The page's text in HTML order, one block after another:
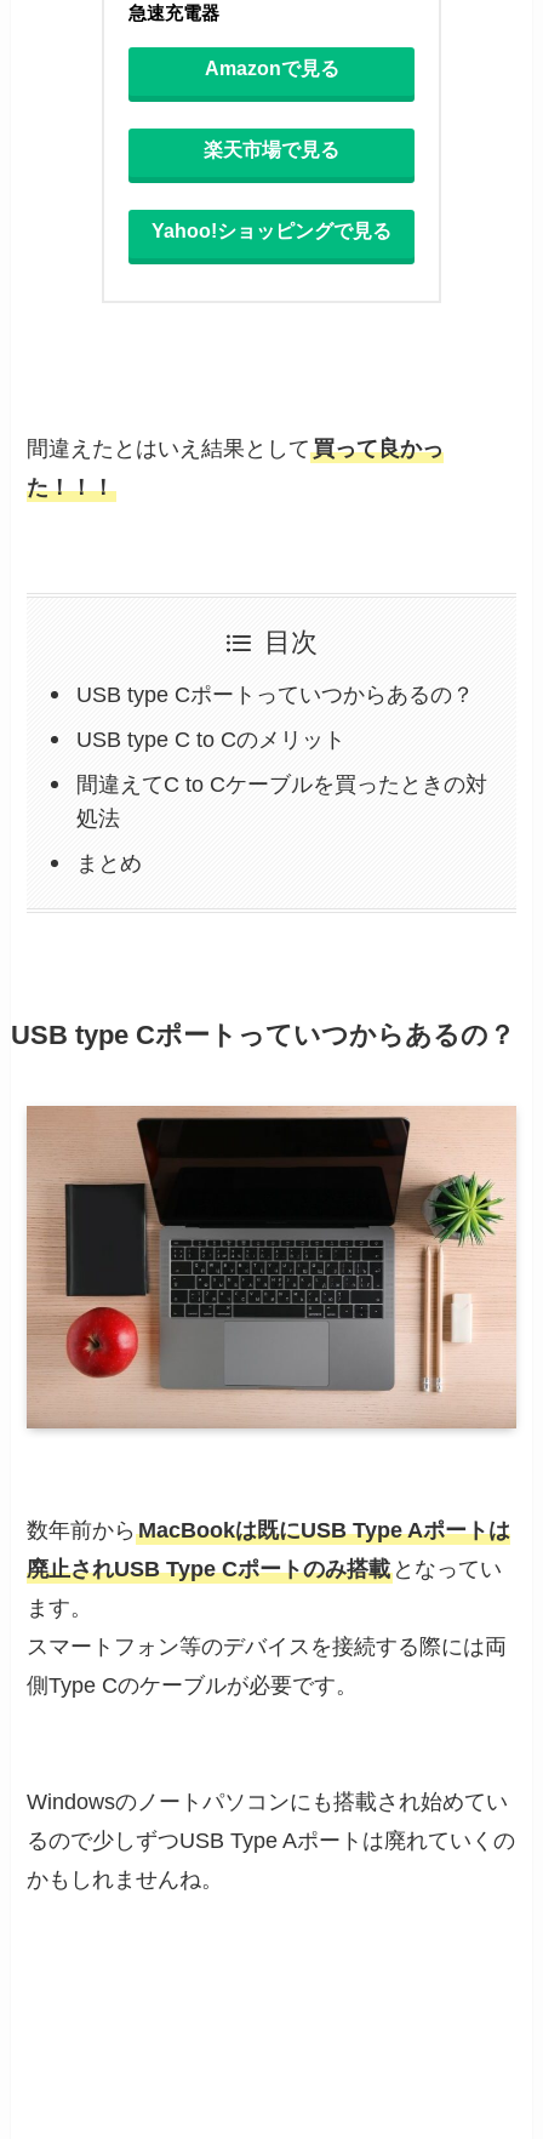
急速充電器
Amazonで見る
楽天市場で見る
Yahoo!ショッピングで見る
間違えたとはいえ結果として買って良かっ
た！！！
目次
USB type Cポートっていつからあるの？
USB type C to Cのメリット
間違えてC to Cケーブルを買ったときの対
処法
まとめ
USB type Cポートっていつからあるの？
数年前からMacBookは既にUSB Type Aポートは
廃止されUSB Type Cポートのみ搭載 となってい
ます。
スマートフォン等のデバイスを接続する際には両
側Type Cのケーブルが必要です。
Windowsのノートパソコンにも搭載され始めてい
るので少しずつUSB Type Aポートは廃れていくの
かもしれませんね。